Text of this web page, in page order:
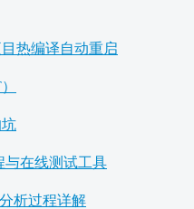
目热编译自动重启
与在线测试工具
析过程详解